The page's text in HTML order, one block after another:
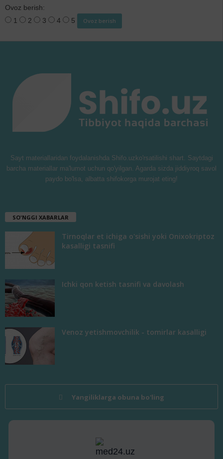
Ovoz berish:
1
2 3 4 5
Sayt materiallaridan foydalanishda Shifo.uzko'rsatilishi shart. Saytdagi
barcha materiallar ma'lumot uchun qo'yilgan. Agarda sizda jiddiyroq savol
paydo bo'lsa, albatta shifokorga murojat eting!
SO'NGGI XABARLAR
Tirnoqlar et ichiga o'sishi yoki Onixokriptoz
kasalligi tasnifi
Ichki qon ketish tasnifi va davolash
Venoz yetishmovchilik - tomirlar kasalligi
Yangiliklarga obuna bo'ling